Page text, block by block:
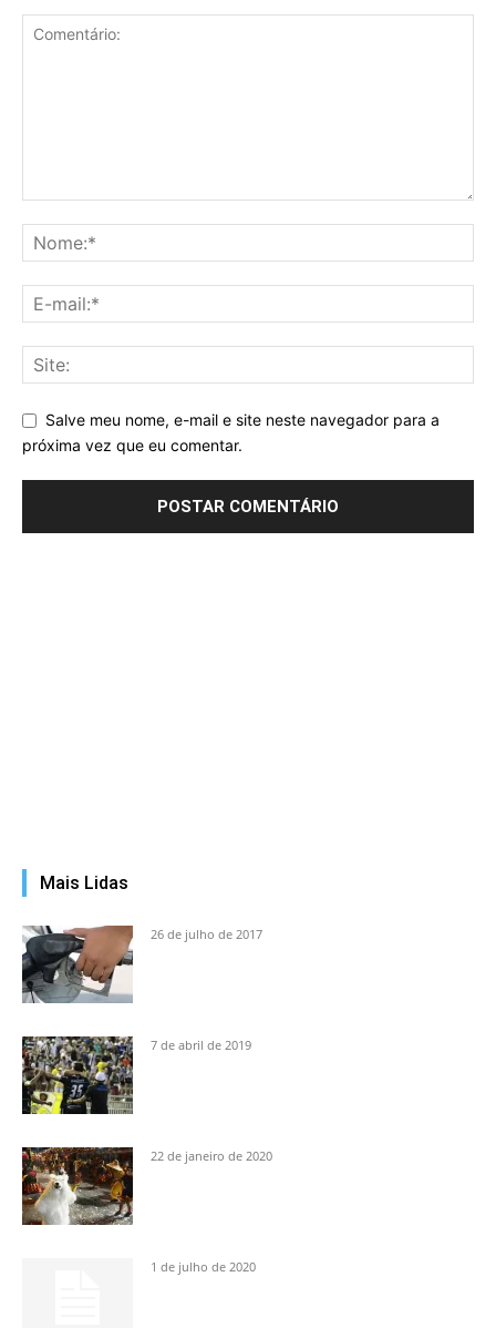
Salve meu nome, e-mail e site neste navegador para a
próxima vez que eu comentar.
Mais Lidas
26 de julho de 2017
7 de abril de 2019
22 de janeiro de 2020
1 de julho de 2020